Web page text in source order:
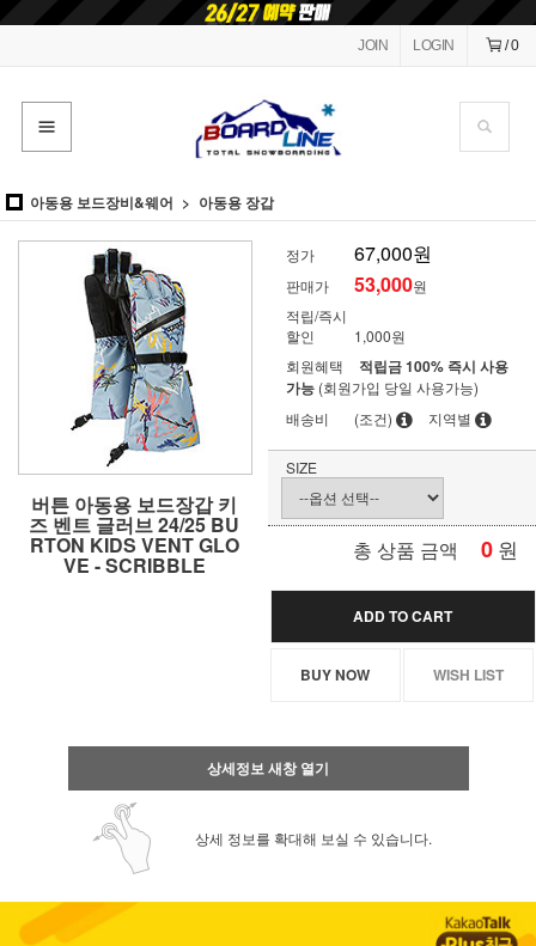
/0
LOGIN
JOIN
아동용 보드장비&웨어 아동용 장갑
버튼 아동용 보드장갑 키
즈 벤트 글러브 24/25 BU
RTON KIDS VENT GLO
VE - SCRIBBLE
정가 67,000원
판매가 53,000원
적립/즉시
할인
1,000원
회원혜택
적립금 100% 즉시 사용
가능 (회원가입 당일 사용가능)
배송비
(조건) 지역별
SIZE
총 상품 금액 0 원
ADD TO CART
BUY NOW WISH LIST
상세정보 새창 열기
상세 정보를 확대해 보실 수 있습니다.